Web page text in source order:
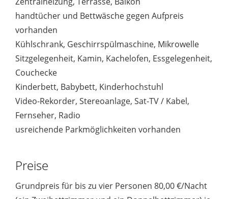
handtücher und Bettwäsche gegen Aufpreis
vorhanden
Kühlschrank, Geschirrspülmaschine, Mikrowelle
Sitzgelegenheit, Kamin, Kachelofen, Essgelegenheit,
Couchecke
Kinderbett, Babybett, Kinderhochstuhl
Video-Rekorder, Stereoanlage, Sat-TV / Kabel,
Fernseher, Radio
usreichende Parkmöglichkeiten vorhanden
Preise
Grundpreis für bis zu vier Personen 80,00 €/Nacht